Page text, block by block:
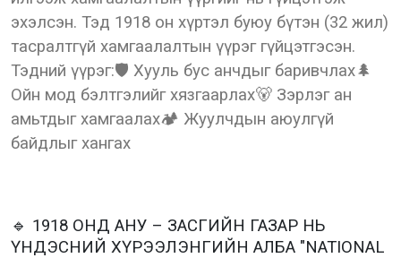
эхэлсэн. Тэд 1918 он хүртэл буюу бүтэн (32 жил)
тасралтгүй хамгаалалтын үүрэг гүйцэтгэсэн.
Тэдний үүрэг:🛡 Хууль бус анчдыг баривчлах🌲
Ойн мод бэлтгэлийг хязгаарлах🐻 Зэрлэг ан
амьтдыг хамгаалах🏕 Жуулчдын аюулгүй
байдлыг хангах
🔹 1918 ОНД АНУ – ЗАСГИЙН ГАЗАР НЬ
ҮНДЭСНИЙ ХҮРЭЭЛЭНГИЙН АЛБА "NATIONAL